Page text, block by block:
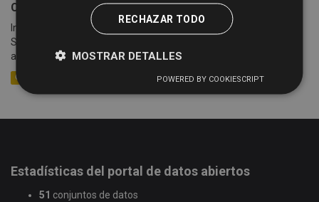
Cotizaciones semanales de la Lonja de Salamanca
Información sobre las cotizaciones semanales de la Lonja de
Salamanca (celebradas cada lunes) desde el año 2005 hasta la
actualidad. Se detalla información sobre la mesa,...
CSV
Estadísticas del portal de datos abiertos
51 conjuntos de datos
RECHAZAR TODO
MOSTRAR DETALLES
POWERED BY COOKIESCRIPT